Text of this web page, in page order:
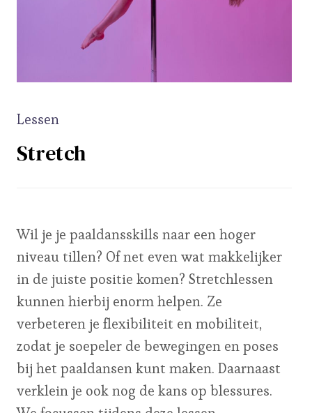
Lessen
Stretch
Wil je je paaldansskills naar een hoger
niveau tillen? Of net even wat makkelijker
in de juiste positie komen? Stretchlessen
kunnen hierbij enorm helpen. Ze
verbeteren je flexibiliteit en mobiliteit,
zodat je soepeler de bewegingen en poses
bij het paaldansen kunt maken. Daarnaast
verklein je ook nog de kans op blessures.